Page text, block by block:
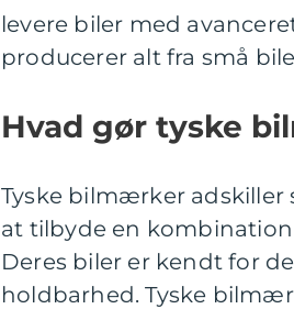
levere biler med
producerer alt fra små
Hvad gør tyske
Tyske bilmærker adskiller
at tilbyde en
Deres biler er kendt for
holdbarhed. Tyske